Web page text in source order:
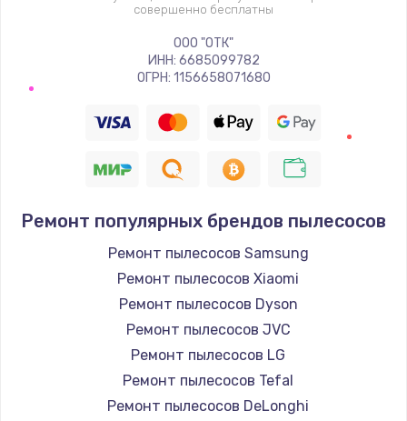
совершенно бесплатны
ООО "ОТК"
ИНН: 6685099782
ОГРН: 1156658071680
Ремонт популярных брендов пылесосов
Ремонт пылесосов Samsung
Ремонт пылесосов Xiaomi
Ремонт пылесосов Dyson
Ремонт пылесосов JVC
Ремонт пылесосов LG
Ремонт пылесосов Tefal
Ремонт пылесосов DeLonghi